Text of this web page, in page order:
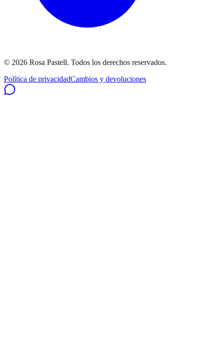
© 2026 Rosa Pastell. Todos los derechos reservados.
Política de privacidadCambios y devoluciones